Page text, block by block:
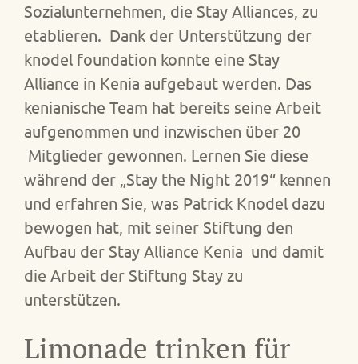
Sozialunternehmen, die Stay Alliances, zu
etablieren. Dank der Unterstützung der
knodel foundation konnte eine Stay
Alliance in Kenia aufgebaut werden. Das
kenianische Team hat bereits seine Arbeit
aufgenommen und inzwischen über 20
Mitglieder gewonnen. Lernen Sie diese
während der „Stay the Night 2019“ kennen
und erfahren Sie, was Patrick Knodel dazu
bewogen hat, mit seiner Stiftung den
Aufbau der Stay Alliance Kenia und damit
die Arbeit der Stiftung Stay zu
unterstützen.
Limonade trinken für